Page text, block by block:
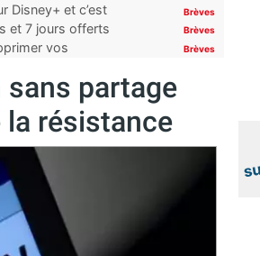
Disney+ et c’est
Brèves
et 7 jours offerts Brèves
vos
Brèves
partage
la résistance